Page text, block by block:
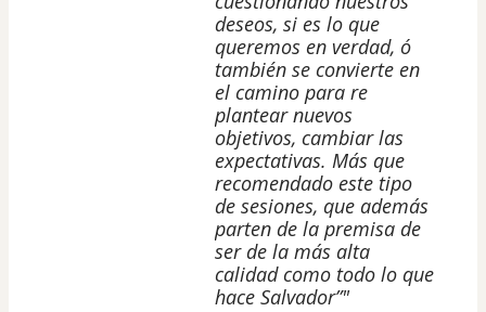
deseos, si es lo que
queremos en verdad, ó
también se convierte en
el camino para re
plantear nuevos
objetivos, cambiar las
expectativas. Más que
recomendado este tipo
de sesiones, que además
parten de la premisa de
ser de la más alta
calidad como todo lo que
hace Salvador”"